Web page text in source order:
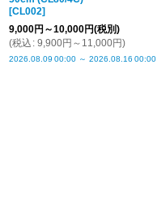
[CL002]
9,000円 ～10,000円(税別)
(税込 : 9,900円 ～11,000円)
2026.08.09 00:00 ～ 2026.08.16 00:00